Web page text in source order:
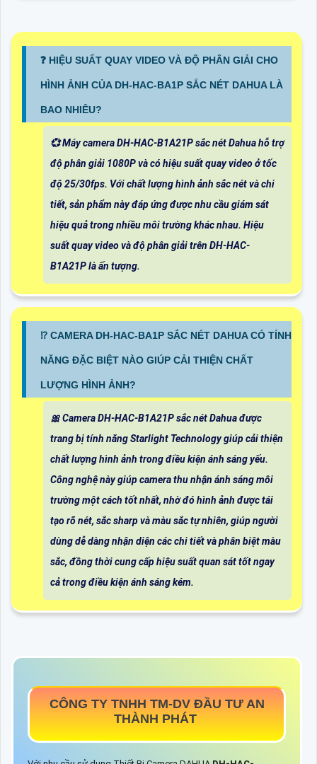
❓ HIỆU SUẤT QUAY VIDEO VÀ ĐỘ PHÂN GIẢI CHO
HÌNH ẢNH CỦA DH-HAC-BA1P SẮC NÉT DAHUA LÀ
BAO NHIÊU?
💞 Máy camera DH-HAC-B1A21P sắc nét Dahua hỗ trợ
độ phân giải 1080P và có hiệu suất quay video ở tốc
độ 25/30fps. Với chất lượng hình ảnh sắc nét và chi
tiết, sản phẩm này đáp ứng được nhu cầu giám sát
hiệu quả trong nhiều môi trường khác nhau. Hiệu
suất quay video và độ phân giải trên DH-HAC-
B1A21P là ấn tượng.
⁉️ CAMERA DH-HAC-BA1P SẮC NÉT DAHUA CÓ TÍNH
NĂNG ĐẶC BIỆT NÀO GIÚP CẢI THIỆN CHẤT
LƯỢNG HÌNH ẢNH?
🎀 Camera DH-HAC-B1A21P sắc nét Dahua được
trang bị tính năng Starlight Technology giúp cải thiện
chất lượng hình ảnh trong điều kiện ánh sáng yếu.
Công nghệ này giúp camera thu nhận ánh sáng môi
trường một cách tốt nhất, nhờ đó hình ảnh được tái
tạo rõ nét, sắc sharp và màu sắc tự nhiên, giúp người
dùng dễ dàng nhận diện các chi tiết và phân biệt màu
sắc, đồng thời cung cấp hiệu suất quan sát tốt ngay
cả trong điều kiện ánh sáng kém.
CÔNG TY TNHH TM-DV ĐẦU TƯ AN
THÀNH PHÁT